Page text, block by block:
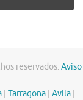
reservados.Aviso
Tarragona Avila